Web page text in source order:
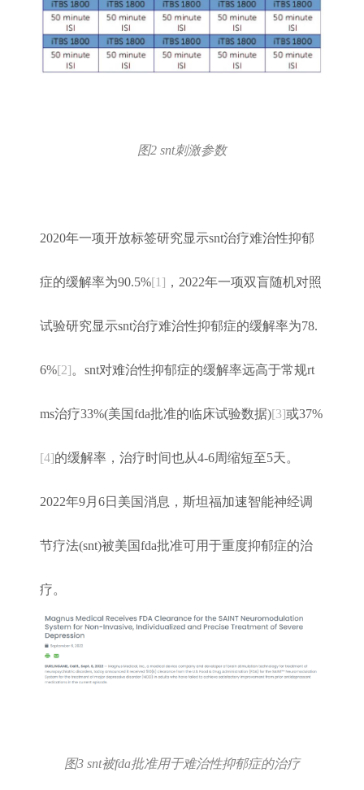
图2 snt刺激参数
2020年一项开放标签研究显示snt治疗难治性抑郁
症的缓解率为90.5%[1] ，2022年一项双盲随机对照
试验研究显示snt治疗难治性抑郁症的缓解率为78.
6%[2]。snt对难治性抑郁症的缓解率远高于常规rt
ms治疗33%(美国fda批准的临床试验数据)[3]或37%
[4]的缓解率，治疗时间也从4-6周缩短至5天。
2022年9月6日美国消息，斯坦福加速智能神经调
节疗法(snt)被美国fda批准可用于重度抑郁症的治
疗。
图3 snt被fda批准用于难治性抑郁症的治疗